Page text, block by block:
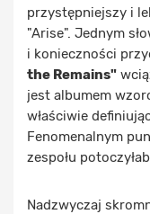
przystępniejszy i
"Arise". Jednym
i konieczności
the Remains"
jest albumem
właściwie
Fenomenalnym
zespołu
Nadzwyczaj